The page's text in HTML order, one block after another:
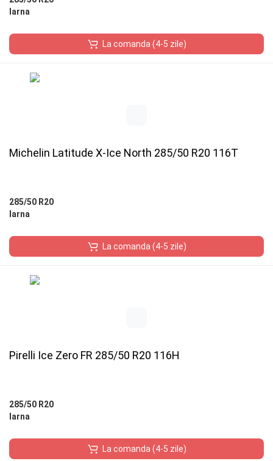
Iarna
La comanda (4-5 zile)
Michelin Latitude X-Ice North 285/50 R20 116T
285/50 R20
Iarna
La comanda (4-5 zile)
Pirelli Ice Zero FR 285/50 R20 116H
285/50 R20
Iarna
La comanda (4-5 zile)